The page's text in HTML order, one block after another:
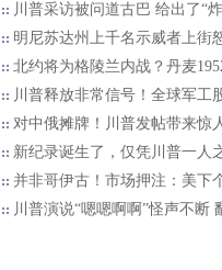
川普采访被问道古巴 给出了“
明尼苏达州上千名示威者上街
北约将为格陵兰内战？丹麦
川普释放非常信号！全球军工
对中俄摊牌！川普发帖带来惊
新纪录诞生了，仅凭川普一人
并非哥伊古！市场押注：美下
川普演说“嗯嗯啊啊”怪声不断